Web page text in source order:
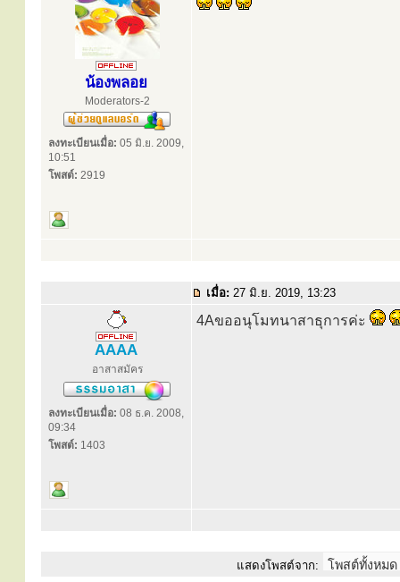
น้องพลอย
Moderators-2
ลงทะเบียนเมื่อ: 05 มิ.ย. 2009,
10:51
โพสต์: 2919
เมื่อ: 27 มิ.ย. 2019, 13:23
AAAA
อาสาสมัคร
ลงทะเบียนเมื่อ: 08 ธ.ค. 2008,
09:34
โพสต์: 1403
4Aขออนุโมทนาสาธุการค่ะ
แสดงโพสต์จาก: